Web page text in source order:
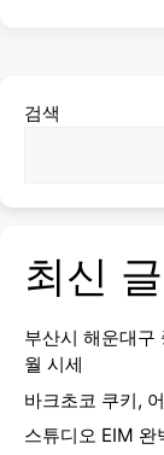
검색
최신 글
부산시 해운대
월 시세
바크초코 쿠키,
스튜디오 EIM 완